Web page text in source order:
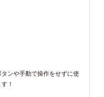
ンや手動で操作をせずに使
！